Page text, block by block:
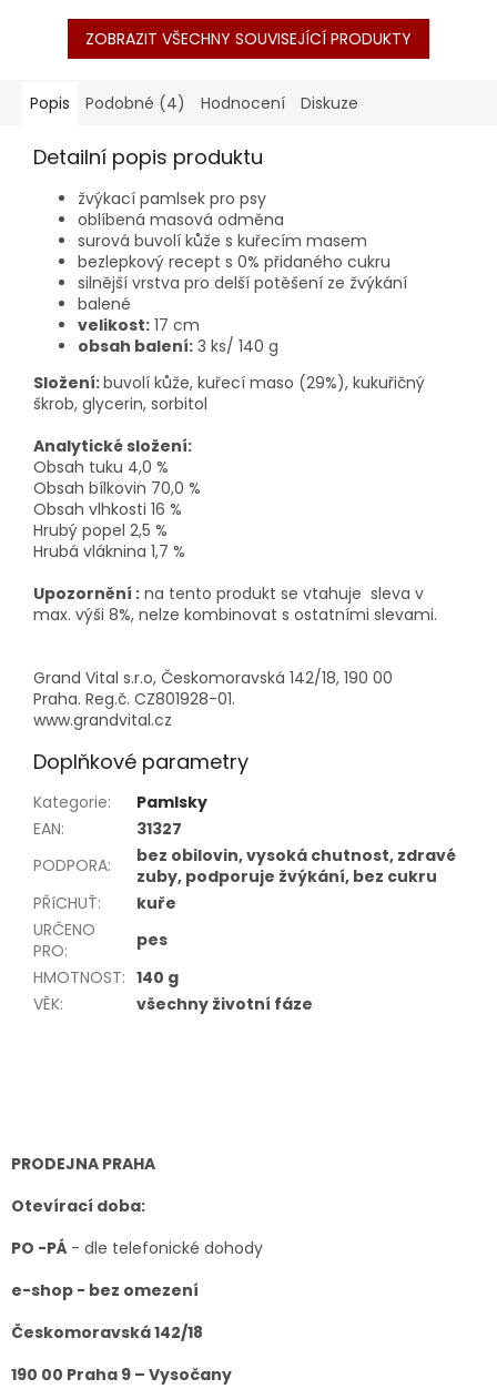
ZOBRAZIT VŠECHNY SOUVISEJÍCÍ PRODUKTY
Popis Podobné (4) Hodnocení Diskuze
Detailní popis produktu
žvýkací pamlsek pro psy
oblíbená masová odměna
surová buvolí kůže s kuřecím masem
bezlepkový recept s 0% přidaného cukru
silnější vrstva pro delší potěšení ze žvýkání
balené
velikost: 17 cm
obsah balení: 3 ks/ 140 g
Složení:buvolí kůže, kuřecí maso (29%), kukuřičný
škrob, glycerin, sorbitol
Analytické složení:
Obsah tuku 4,0 %
Obsah bílkovin 70,0 %
Obsah vlhkosti 16 %
Hrubý popel 2,5 %
Hrubá vláknina 1,7 %
Upozornění : na tento produkt se vtahuje sleva v
max. výši 8%, nelze kombinovat s ostatními slevami.
Grand Vital s.r.o, Českomoravská 142/18, 190 00
Praha. Reg.č. CZ801928-01.
www.grandvital.cz
Doplňkové parametry
Kategorie:
Pamlsky
EAN:
31327
PODPORA:
bez obilovin, vysoká chutnost, zdravé
zuby, podporuje žvýkání, bez cukru
PŘíCHUŤ:
kuře
URČENO
PRO:
pes
HMOTNOST: 140 g
VĚK: všechny životní fáze
PRODEJNA PRAHA
Otevírací doba:
PO -PÁ - dle telefonické dohody
e-shop - bez omezení
Českomoravská 142/18
190 00 Praha 9 – Vysočany